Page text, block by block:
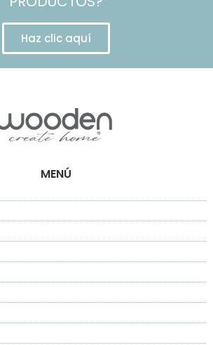
Haz clic aquí
MENÚ